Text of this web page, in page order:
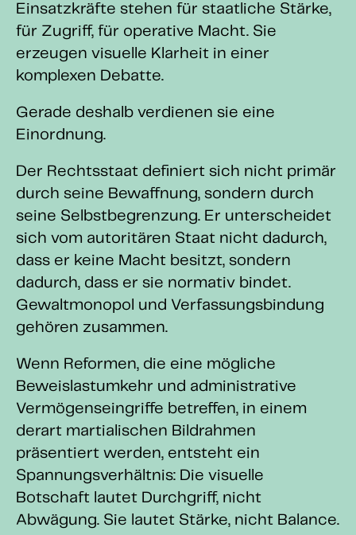
Einsatzkräfte stehen für staatliche Stärke,
für Zugriff, für operative Macht. Sie
erzeugen visuelle Klarheit in einer
komplexen Debatte.
Gerade deshalb verdienen sie eine
Einordnung.
Der Rechtsstaat definiert sich nicht primär
durch seine Bewaffnung, sondern durch
seine Selbstbegrenzung. Er unterscheidet
sich vom autoritären Staat nicht dadurch,
dass er keine Macht besitzt, sondern
dadurch, dass er sie normativ bindet.
Gewaltmonopol und Verfassungsbindung
gehören zusammen.
Wenn Reformen, die eine mögliche
Beweislastumkehr und administrative
Vermögenseingriffe betreffen, in einem
derart martialischen Bildrahmen
präsentiert werden, entsteht ein
Spannungsverhältnis: Die visuelle
Botschaft lautet Durchgriff, nicht
Abwägung. Sie lautet Stärke, nicht Balance.